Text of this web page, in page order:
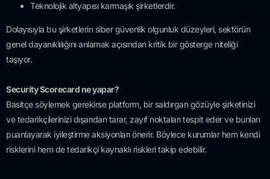
Teknolojik altyapısı karmaşık şirketlerdir.
Dolayısıyla bu şirketlerin siber güvenlik olgunluk düzeyleri, sektörün
genel dayanıklılığını anlamak açısından kritik bir gösterge niteliği
taşıyor.
Security Scorecard ne yapar?
Basitçe söylemek gerekirse platform, bir saldırgan gözüyle şirketinizi
ve tedarikçilerinizi dışarıdan tarar, zayıf noktaları tespit eder ve bunları
puanlayarak iyileştirme aksiyonları önerir. Böylece kurumlar hem kendi
risklerini hem de tedarikçi kaynaklı riskleri takip edebilir.